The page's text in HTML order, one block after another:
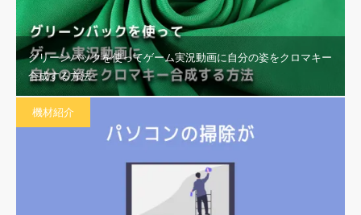
グリーンバックを使ってゲーム実況動画に自分の姿をクロマキー
合成する方法
機材紹介